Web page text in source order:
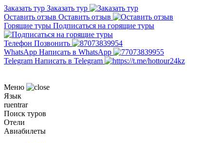
Заказать тур Заказать тур
Оставить отзыв Оставить отзыв
Горящие туры Подписаться на горящие туры
Телефон Позвонить
WhatsApp Написать в WhatsApp
Telegram Написать в Telegram
Меню
Язык
ruentrar
Поиск туров
Отели
Авиабилеты